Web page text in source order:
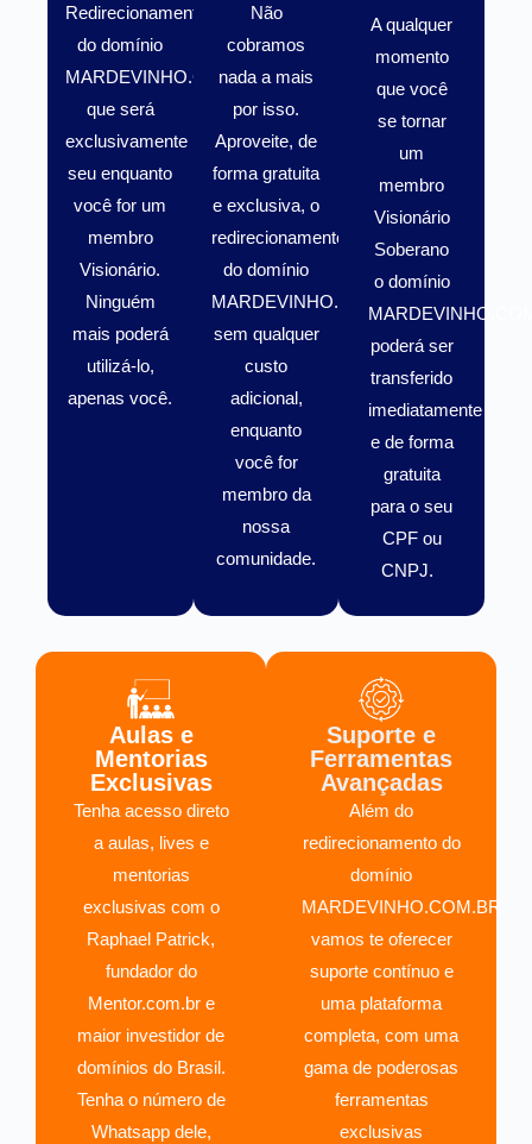
Redirecionamento
do domínio
MARDEVINHO.COM.BR
que será
exclusivamente
seu enquanto
você for um
membro
Visionário.
Ninguém
mais poderá
utilizá-lo,
apenas você.
Não
cobramos
nada a mais
por isso.
Aproveite, de
forma gratuita
e exclusiva, o
redirecionamento
do domínio
MARDEVINHO.COM.BR
sem qualquer
custo
adicional,
enquanto
você for
membro da
nossa
comunidade.
A qualquer
momento
que você
se tornar
um
membro
Visionário
Soberano
o domínio
poderá ser
transferido
imediatamente
e de forma
gratuita
para o seu
CPF ou
CNPJ.
Aulas e
Mentorias
Exclusivas
Tenha acesso direto
a aulas, lives e
mentorias
exclusivas com o
Raphael Patrick,
fundador do
Mentor.com.br e
maior investidor de
domínios do Brasil.
Tenha o número de
Whatsapp dele,
Suporte e
Ferramentas
Avançadas
Além do
redirecionamento do
domínio
MARDEVINHO.COM.BR,
vamos te oferecer
suporte contínuo e
uma plataforma
completa, com uma
gama de poderosas
ferramentas
exclusivas